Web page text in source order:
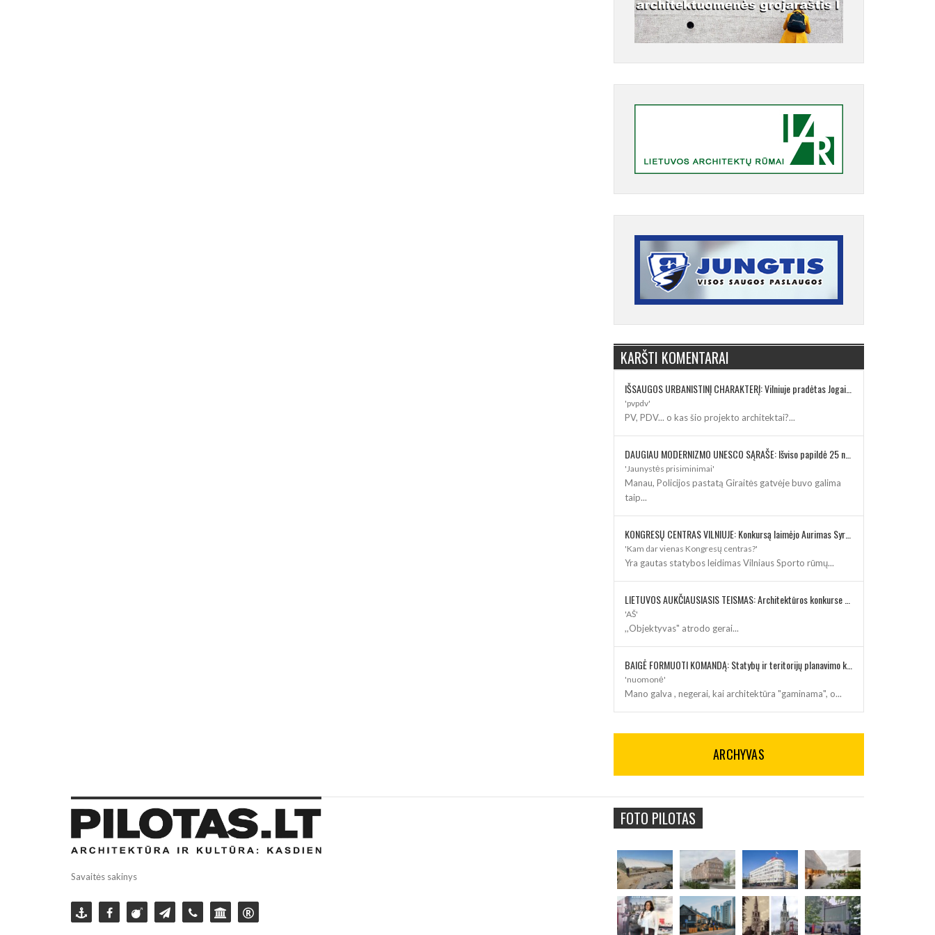
KARŠTI KOMENTARAI
IŠSAUGOS URBANISTINĮ CHARAKTERĮ: Vilniuje pradėtas Jogailos gatvės remontas
'pvpdv'
PV, PDV... o kas šio projekto architektai?...
DAUGIAU MODERNIZMO UNESCO SĄRAŠE: Išviso papildė 25 nauji paveldo objektai
'Jaunystės prisiminimai'
Manau, Policijos pastatą Giraitės gatvėje buvo galima
taip...
KONGRESŲ CENTRAS VILNIUJE: Konkursą laimėjo Aurimas Syrusas su „IMPLMNT architects“
'Kam dar vienas Kongresų centras?'
Yra gautas statybos leidimas Vilniaus Sporto rūmų...
LIETUVOS AUKČIAUSIASIS TEISMAS: Architektūros konkurse varžosi 8 rekonstrukcijos vizijos
'AŠ'
,,Objektyvas" atrodo gerai...
BAIGĖ FORMUOTI KOMANDĄ: Statybų ir teritorijų planavimo klausimus kuruos architektė
'nuomonė'
Mano galva , negerai, kai architektūra "gaminama", o...
ARCHYVAS
Savaitės sakinys
FOTO PILOTAS